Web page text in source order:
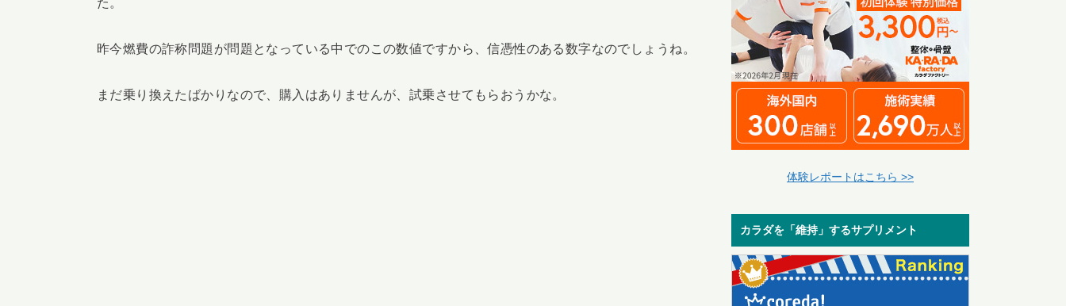
昨今燃費の詐称問題が問題となっている中でのこの数値ですから、信憑性のある数字なのでしょうね。
まだ乗り換えたばかりなので、購入はありませんが、試乗させてもらおうかな。
体験レポートはこちら >>
カラダを「維持」するサプリメント